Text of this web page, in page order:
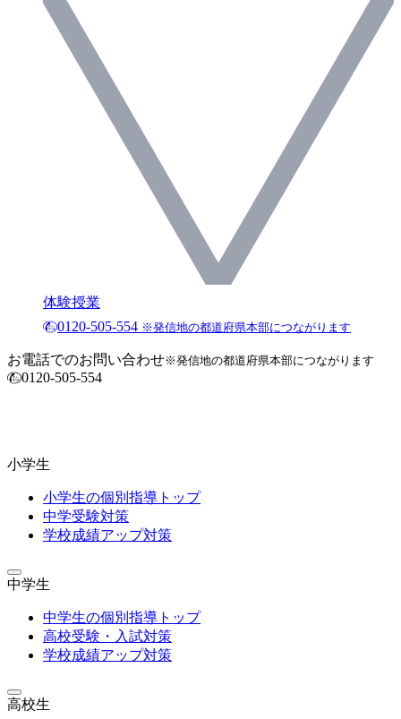
体験授業
0120-505-554 ※発信地の都道府県本部につながります
お電話でのお問い合わせ※発信地の都道府県本部につながります
0120-505-554
小学生
小学生の個別指導トップ
中学受験対策
学校成績アップ対策
中学生
中学生の個別指導トップ
高校受験・入試対策
学校成績アップ対策
高校生